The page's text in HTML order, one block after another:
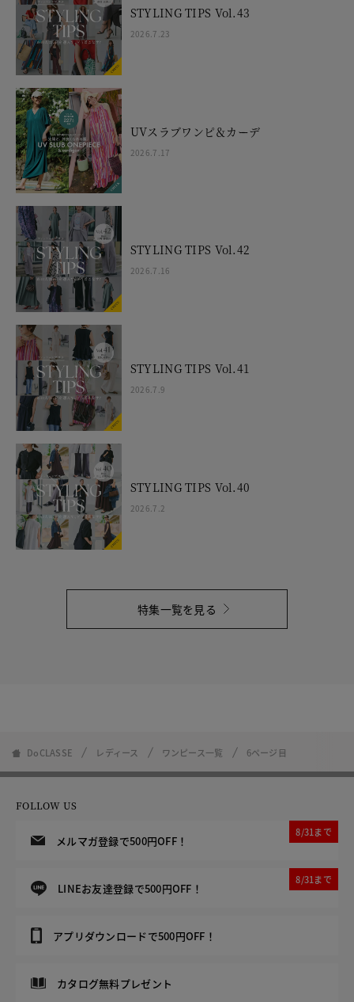
STYLING TIPS Vol.43
2026.7.23
UVスラブワンピ＆カーデ
2026.7.17
STYLING TIPS Vol.42
2026.7.16
STYLING TIPS Vol.41
2026.7.9
STYLING TIPS Vol.40
2026.7.2
特集一覧を見る
DoCLASSE レディース ワンピース一覧 6ページ目
FOLLOW US
メルマガ登録で500円OFF！
8/31まで
LINEお友達登録で500円OFF！
8/31まで
アプリダウンロードで500円OFF！
カタログ無料プレゼント